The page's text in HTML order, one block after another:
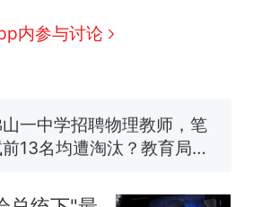
内参与讨论
回应
渔民钓获鲨鱼徒手将其拽
一中学招聘物理教师，笔
13名均遭淘汰？教育局：
达15级 最新研判